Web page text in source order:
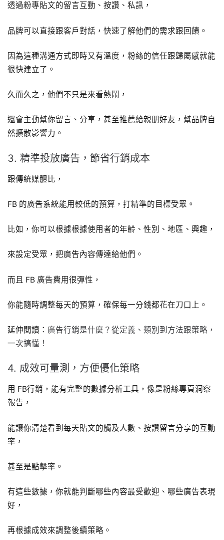
透過粉專貼文的留言互動、按讚、私訊，
品牌可以直接跟客戶對話，快速了解他們的需求跟回饋。
因為這種溝通方式即時又有溫度，粉絲的信任跟歸屬感就能
很快建立了。
久而久之，他們不只是來看熱鬧，
還會主動幫你留言、分享，甚至推薦給親朋好友，幫品牌自
然擴散影響力。
3. 精準投放廣告，節省行銷成本
跟傳統媒體比，
FB 的廣告系統能用較低的預算，打精準的目標受眾。
比如，你可以根據根據使用者的年齡、性別、地區、興趣，
來設定受眾，把廣告內容傳達給他們。
而且 FB 廣告費用很彈性，
你能隨時調整每天的預算，確保每一分錢都花在刀口上。
延伸閱讀： 廣告行銷是什麼？從定義、類別到方法跟策略，
一次搞懂！
4. 成效可量測，方便優化策略
用 FB行銷，能有完整的數據分析工具，像是粉絲專頁洞察
報告，
能讓你清楚看到每天貼文的觸及人數、按讚留言分享的互動
率，
甚至是點擊率。
有這些數據，你就能判斷哪些內容最受歡迎、哪些廣告表現
好，
再根據成效來調整後續策略。